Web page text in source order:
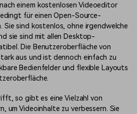
Freunde-werben-
Programm
An Freunde empfehlen,
Belohnungen erhalten
auf Unternehmensebene frei
einem kostenlosen Videoeditor
für einen Open-Source-
sind kostenlos, ohne irgendwelche
sie sind mit allen Desktop-
Die Benutzeroberfläche von
aus und ist dennoch einfach zu
Bedienfelder und flexible Layouts
so gibt es eine Vielzahl von
um Videoinhalte zu verbessern. Sie